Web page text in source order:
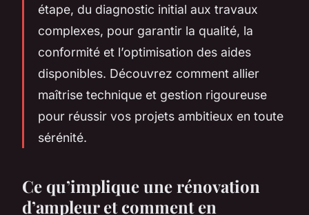
étape, du diagnostic initial aux travaux
complexes, pour garantir la qualité, la
conformité et l’optimisation des aides
disponibles. Découvrez comment allier
maîtrise technique et gestion rigoureuse
pour réussir vos projets ambitieux en toute
sérénité.
Ce qu’implique une rénovation
d’ampleur et comment en